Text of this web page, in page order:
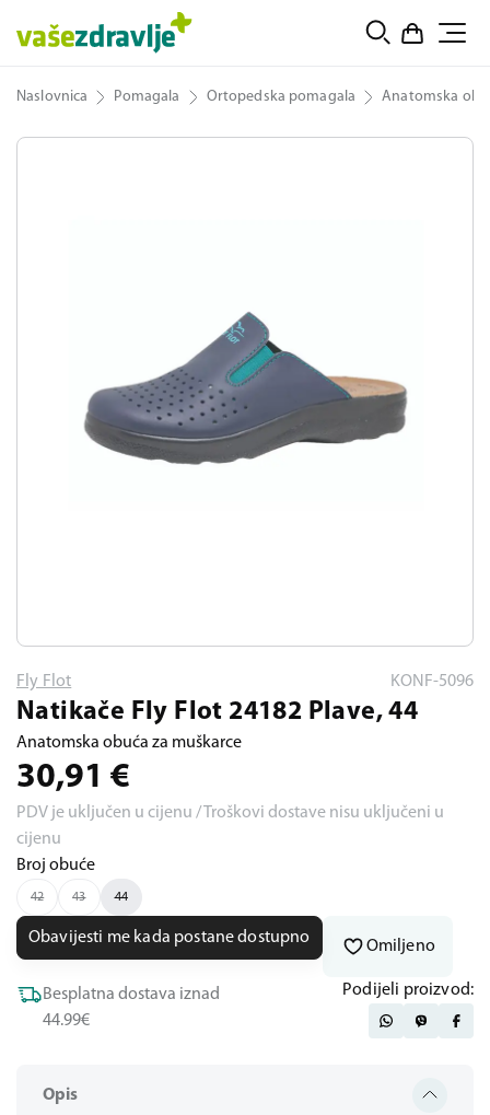
Naslovnica Pomagala Ortopedska pomagala Anatomska
Opis
Fly Flot KONF-5096
Natikače Fly Flot 24182 Plave, 44
Anatomska obuća za muškarce
30,91 €
PDV je uključen u cijenu / Troškovi dostave nisu uključeni u
cijenu
Broj obuće
42 43 44
Obavijesti me kada postane dostupno
Omiljeno
Besplatna dostava iznad
44.99€
Podijeli proizvod: